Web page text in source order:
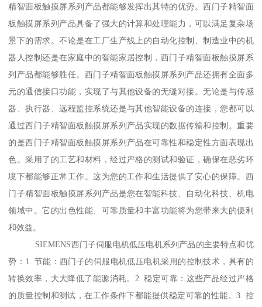
精智面板触摸屏系列产品都能够发挥出其特的优势。西门子精智面
板触摸屏系列产品具备了强大的计算和处理能力，可以满足复杂场
景下的需求。不论是在工厂生产线上的自动化控制、制造业中的机
器人控制还是在家庭中的智能家居控制，西门子精智面板触摸屏系
列产品都能够胜任。西门子精智面板触摸屏系列产品还拥有全面多
元的通信接口功能，实现了与其他设备的无缝对接。无论是与传感
器、执行器、远程监控系统还是与其他智能设备的连接，您都可以
通过西门子精智面板触摸屏系列产品实现的数据传输和控制。重要
的是西门子精智面板触摸屏系列产品在可靠性和稳定性方面表现出
色。采用了的工艺和材料，经过严格的测试和验证，确保在恶劣环
境下都能够正常工作。这为您的工作和生活提供了安心的保障。西
门子精智面板触摸屏系列产品是您在智能科技、自动化科技、机电
领域中。它的出色性能、可靠质量和丰富功能将为您带来大的便利
和效益。
SIEMENS西门子伺服电机低压电机系列产品的主要特点和优
势：1. 节能：西门子的伺服电机低压电机采用的控制技术，具有的
转换效率，大大降低了能源消耗。2. 稳定可靠：这些产品经过严格
的质量控制和测试，在工作条件下都能提供稳定可靠的性能。3. 控